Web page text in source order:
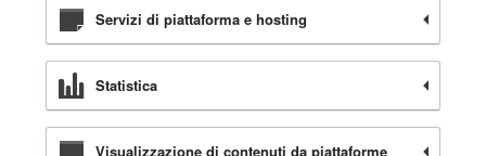
Servizi di piattaforma e hosting
Statistica
Visualizzazione di contenuti da piattaforme